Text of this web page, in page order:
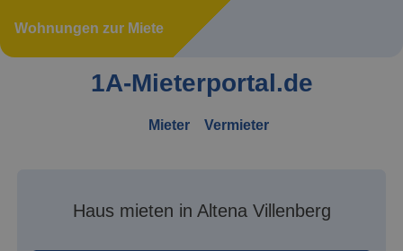
Wohnungen zur Miete
1A-Mieterportal.de
Mieter Vermieter
Haus mieten in Altena Villenberg